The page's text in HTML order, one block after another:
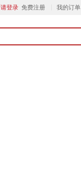
请登录 免费注册 我的订单